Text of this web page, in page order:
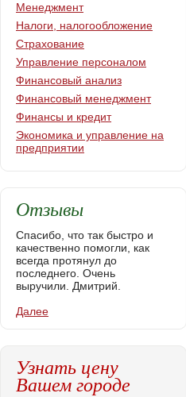
Менеджмент
Налоги, налогообложение
Страхование
Управление персоналом
Финансовый анализ
Финансовый менеджмент
Финансы и кредит
Экономика и управление на
предприятии
Отзывы
Спасибо, что так быстро и
качественно помогли, как
всегда протянул до
последнего. Очень
выручили. Дмитрий.
Далее
Узнать цену
Вашем городе